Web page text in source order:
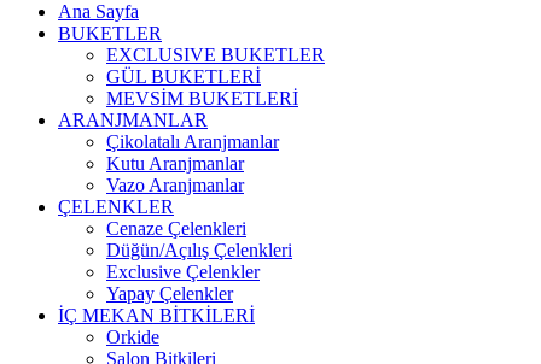
Ana Sayfa
BUKETLER
EXCLUSIVE BUKETLER
GÜL BUKETLERİ
MEVSİM BUKETLERİ
ARANJMANLAR
Çikolatalı Aranjmanlar
Kutu Aranjmanlar
Vazo Aranjmanlar
ÇELENKLER
Cenaze Çelenkleri
Düğün/Açılış Çelenkleri
Exclusive Çelenkler
Yapay Çelenkler
İÇ MEKAN BİTKİLERİ
Orkide
Salon Bitkileri